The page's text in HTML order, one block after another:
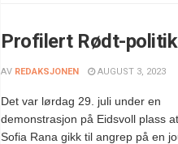
Profilert Rødt-
AV REDAKSJONEN AUGUST 3, 2023
Det var lørdag 29. juli under en
demonstrasjon på Eidsvoll plass
Sofia Rana gikk til angrep på en